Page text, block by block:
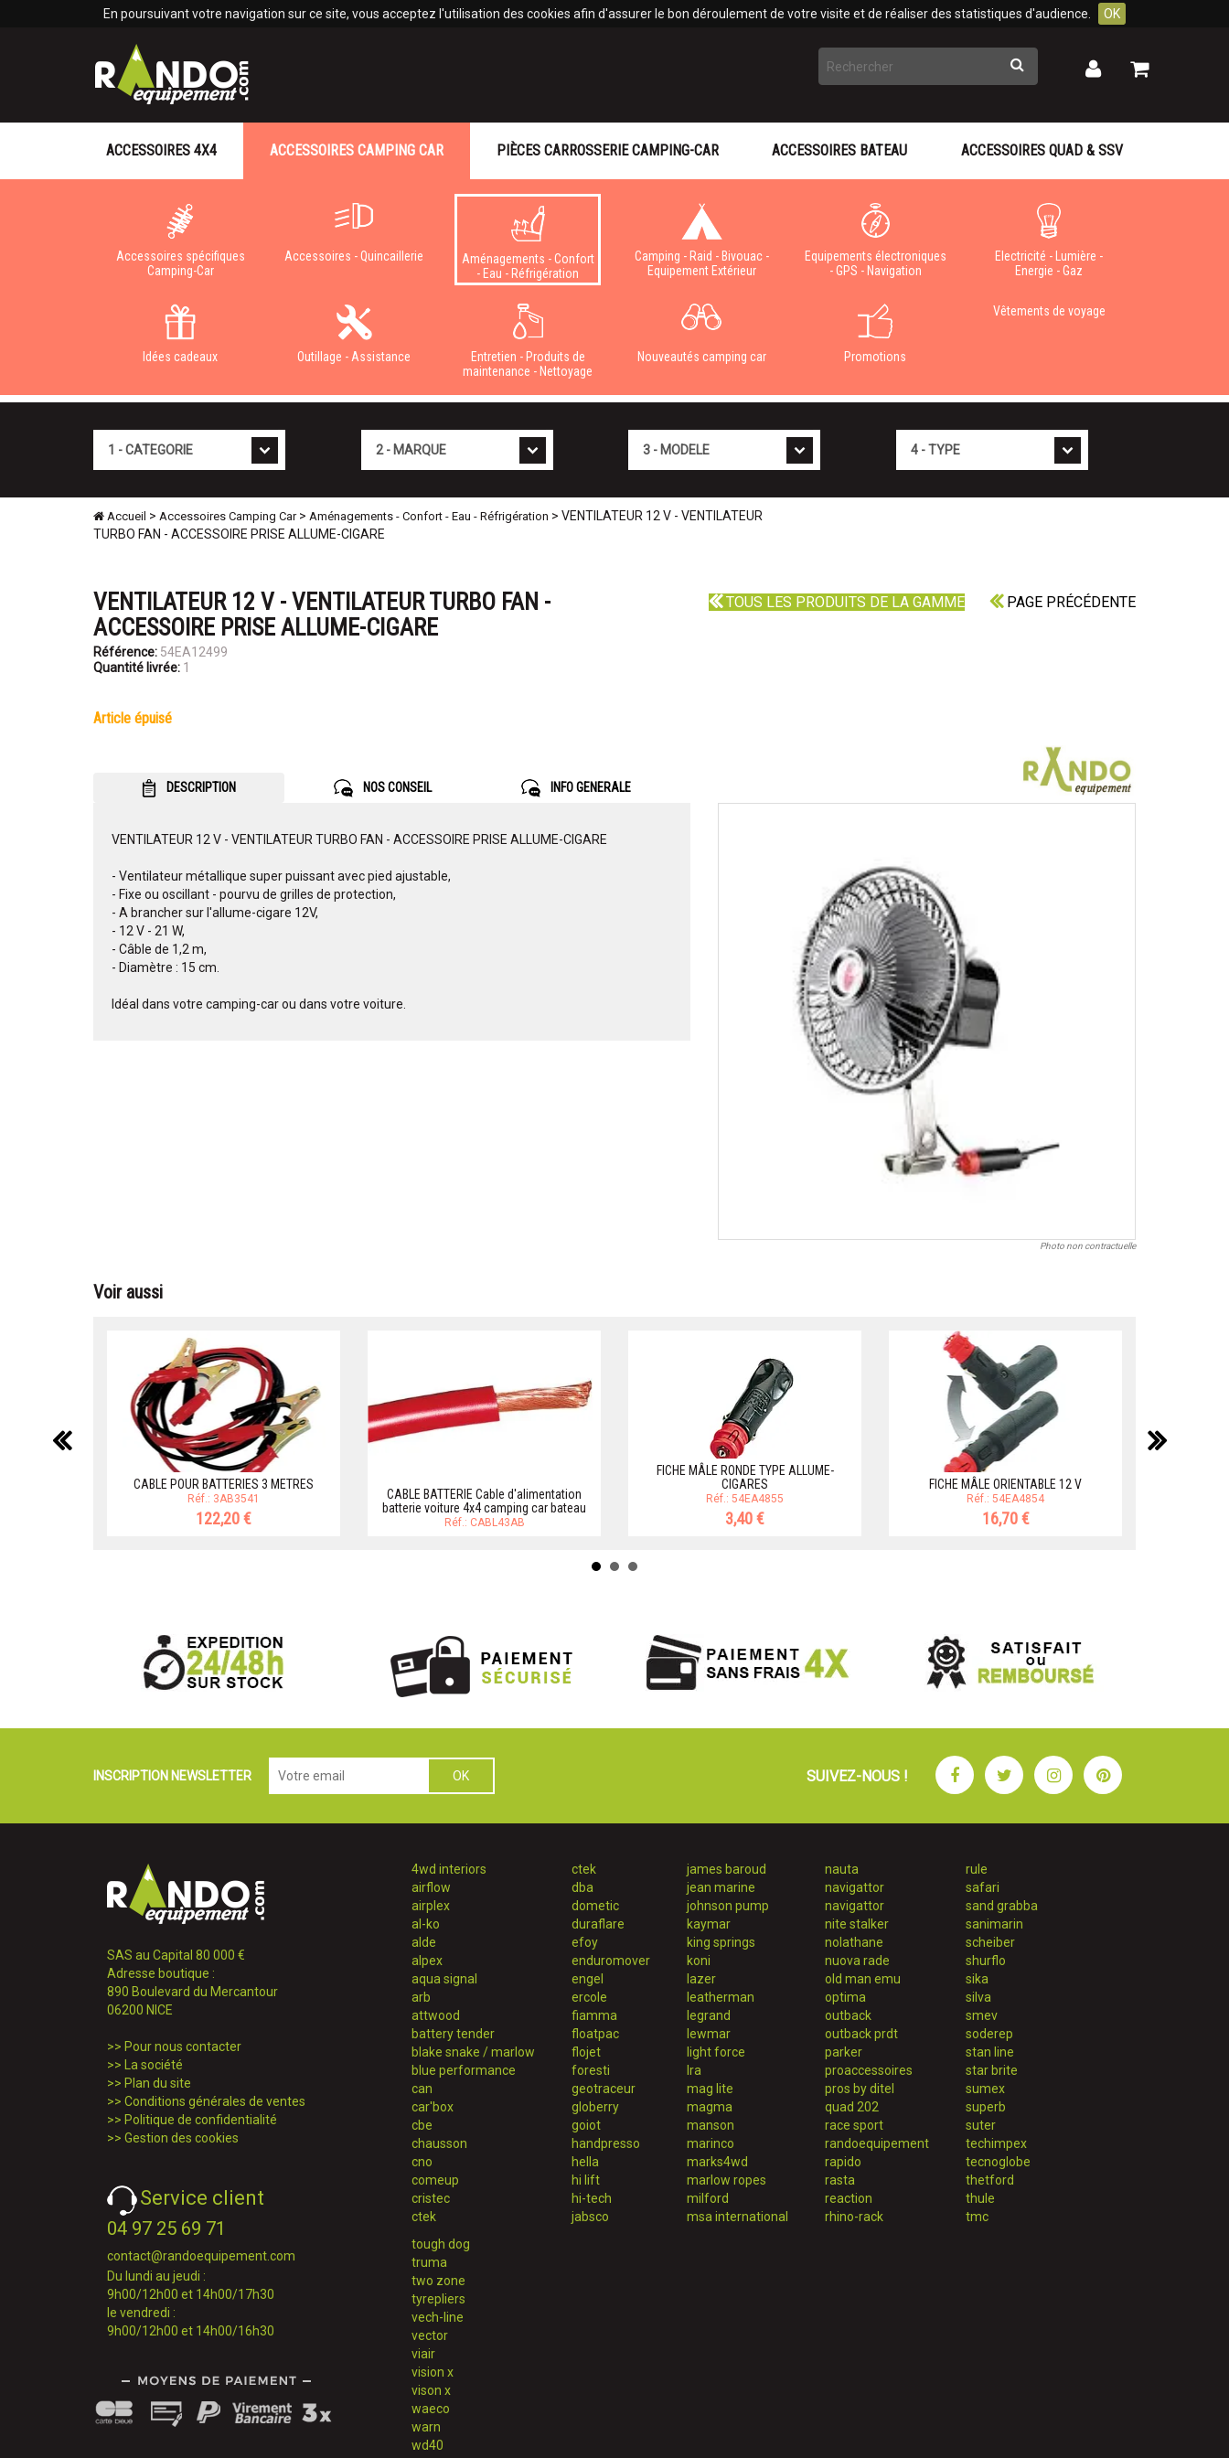
En poursuivant votre navigation sur ce site, vous acceptez l'utilisation des cookies afin d'assurer le bon déroulement de votre visite et de réaliser des statistiques d'audience. OK
Rechercher Mon
Mon
ACCESSOIRES 4X4 ACCESSOIRES CAMPING CAR
Accessoires spécifiques
Camping-Car
Accessoires - Quincaillerie
Aménagements - Confort
- Eau - Réfrigération
Camping - Raid - Bivouac -
Equipement Extérieur
Equipements électroniques
- GPS - Navigation
Electricité - Lumière -
Energie - Gaz
Idées cadeaux Outillage - Assistance
Entretien - Produits de
maintenance - Nettoyage
Nouveautés camping car Promotions
Vêtements de voyage
PIÈCES CARROSSERIE CAMPING-CAR ACCESSOIRES BATEAU ACCESSOIRES QUAD & SSV
Accueil > Accessoires Camping Car> Aménagements - Confort - Eau - Réfrigération > VENTILATEUR 12 V - VENTILATEUR
TURBO FAN - ACCESSOIRE PRISE ALLUME-CIGARE
TOUS LES PRODUITS DE LA GAMME PAGE PRÉCÉDENTE
VENTILATEUR 12 V - VENTILATEUR TURBO FAN -
ACCESSOIRE PRISE ALLUME-CIGARE
Référence: 54EA12499
Quantité livrée: 1
article épuisé
DESCRIPTION NOS CONSEIL INFO GENERALE
VENTILATEUR 12 V - VENTILATEUR TURBO FAN - ACCESSOIRE PRISE ALLUME-CIGARE
- Ventilateur métallique super puissant avec pied ajustable,
- Fixe ou oscillant - pourvu de grilles de protection,
- A brancher sur l'allume-cigare 12V,
- 12 V - 21 W,
- Câble de 1,2 m,
- Diamètre : 15 cm.
Idéal dans votre camping-car ou dans votre voiture.
Photo non contractuelle
Voir aussi
CABLE POUR BATTERIES 3 METRES
Réf.: 3AB3541
122,20 €
CABLE BATTERIE Cable d'alimentation
batterie voiture 4x4 camping car bateau
Réf.: CABL43AB
FICHE MÂLE RONDE TYPE ALLUME-
CIGARES
Réf.: 54EA4855
3,40 €
FICHE MÂLE ORIENTABLE 12 V
Réf.: 54EA4854
16,70 €
précédent
INSCRIPTION NEWSLETTER SUIVEZ-NOUS ! FacebookTwitterInstagramPinterest
SAS au Capital 80 000 €
Adresse boutique :
890 Boulevard du Mercantour
06200 NICE
>> Pour nous contacter
>> La société
>> Plan du site
>> Conditions générales de ventes
>> Politique de confidentialité
>> Gestion des cookies
Service client
04 97 25 69 71
contact@randoequipement.com
Du lundi au jeudi :
9h00/12h00 et 14h00/17h30
le vendredi :
9h00/12h00 et 14h00/16h30
4wd interiors
airflow
airplex
al-ko
alde
alpex
aqua signal
arb
attwood
battery tender
blake snake / marlow
blue performance
can
car'box
cbe
chausson
cno
comeup
cristec
ctek
ctek
dba
dometic
duraflare
efoy
enduromover
engel
ercole
fiamma
floatpac
flojet
foresti
geotraceur
globerry
goiot
handpresso
hella
hi lift
hi-tech
jabsco
james baroud
jean marine
johnson pump
kaymar
king springs
koni
lazer
leatherman
legrand
lewmar
light force
lra
mag lite
magma
manson
marinco
marks4wd
marlow ropes
milford
msa international
nauta
navigattor
navigattor
nite stalker
nolathane
nuova rade
old man emu
optima
outback
outback prdt
parker
proaccessoires
pros by ditel
quad 202
race sport
randoequipement
rapido
rasta
reaction
rhino-rack
rule
safari
sand grabba
sanimarin
scheiber
shurflo
sika
silva
smev
soderep
stan line
star brite
sumex
superb
suter
techimpex
tecnoglobe
thetford
thule
tmc
tough dog
truma
two zone
tyrepliers
vech-line
vector
viair
vision x
vison x
waeco
warn
wd40
Panneau de gestion des cookies